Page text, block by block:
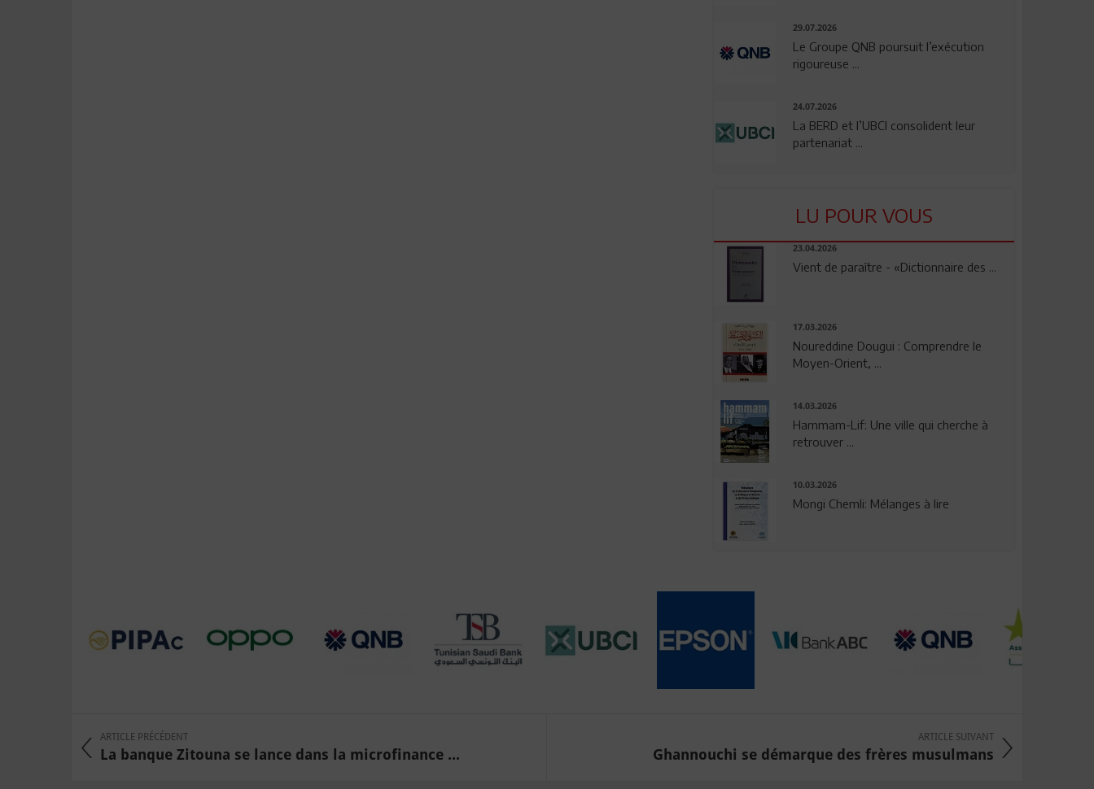
29.07.2026
Le Groupe QNB poursuit l’exécution
rigoureuse ...
24.07.2026
La BERD et l’UBCI consolident leur
partenariat ...
LU POUR VOUS
23.04.2026
Vient de paraître - «Dictionnaire des ...
17.03.2026
Noureddine Dougui : Comprendre le
Moyen-Orient, ...
14.03.2026
Hammam-Lif: Une ville qui cherche à
retrouver ...
10.03.2026
Mongi Chemli: Mélanges à lire
ARTICLE PRÉCÉDENT
La banque Zitouna se lance dans la microfinance ...
ARTICLE SUIVANT
Ghannouchi se démarque des frères musulmans